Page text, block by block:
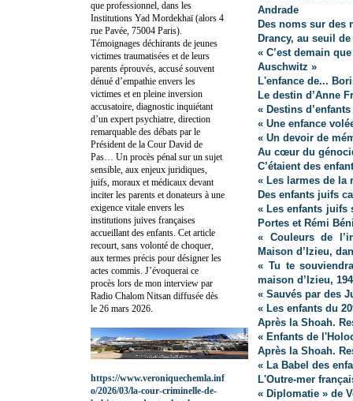
Andrade
Des noms sur des
Drancy, au seuil
« C’est demain
Auschwitz »
L'enfance de...
Le destin d’Anne
« Destins
« Une enfance
« Un devoir de
Au cœur du
C’étaient des
« Les larmes de la
Des enfants juifs
« Les enfants juifs
Portes et Rémi
« Couleurs de
Maison d’Izieu,
« Tu te
maison d’Izieu,
« Sauvés par des
« Les enfants du
Après la Shoah.
« Enfants de
Après la Shoah.
« La Babel des
L'Outre-mer
« Diplomatie » de
que professionnel, dans les
Institutions Yad Mordekhaï (alors 4
rue Pavée, 75004 Paris).
Témoignages déchirants de jeunes
victimes traumatisées et de leurs
parents éprouvés, accusé souvent
dénué d’empathie envers les
victimes et en pleine inversion
accusatoire, diagnostic inquiétant
d’un expert psychiatre, direction
remarquable des débats par le
Président de la Cour David de
Pas… Un procès pénal sur un sujet
sensible, aux enjeux juridiques,
juifs, moraux et médicaux devant
inciter les parents et donateurs à une
exigence vitale envers les
institutions juives françaises
accueillant des enfants. Cet article
recourt, sans volonté de choquer,
aux termes précis pour désigner les
actes commis. J’évoquerai ce
procès lors de mon interview par
Radio Chalom Nitsan diffusée dès
le 26 mars 2026.
https://www.veroniquechemla.inf
o/2026/03/la-cour-criminelle-de-